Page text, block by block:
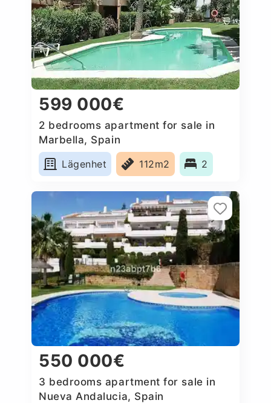
599 000€
2 bedrooms apartment for sale in
Marbella, Spain
Lägenhet
112m2 2
550 000€
3 bedrooms apartment for sale in
Nueva Andalucia, Spain